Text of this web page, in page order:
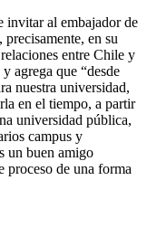
invitar al embajador de
en su
entre Chile y
agrega que “desde
nuestra universidad,
en el tiempo, a partir
universidad pública,
campus y
un buen amigo
proceso de una forma